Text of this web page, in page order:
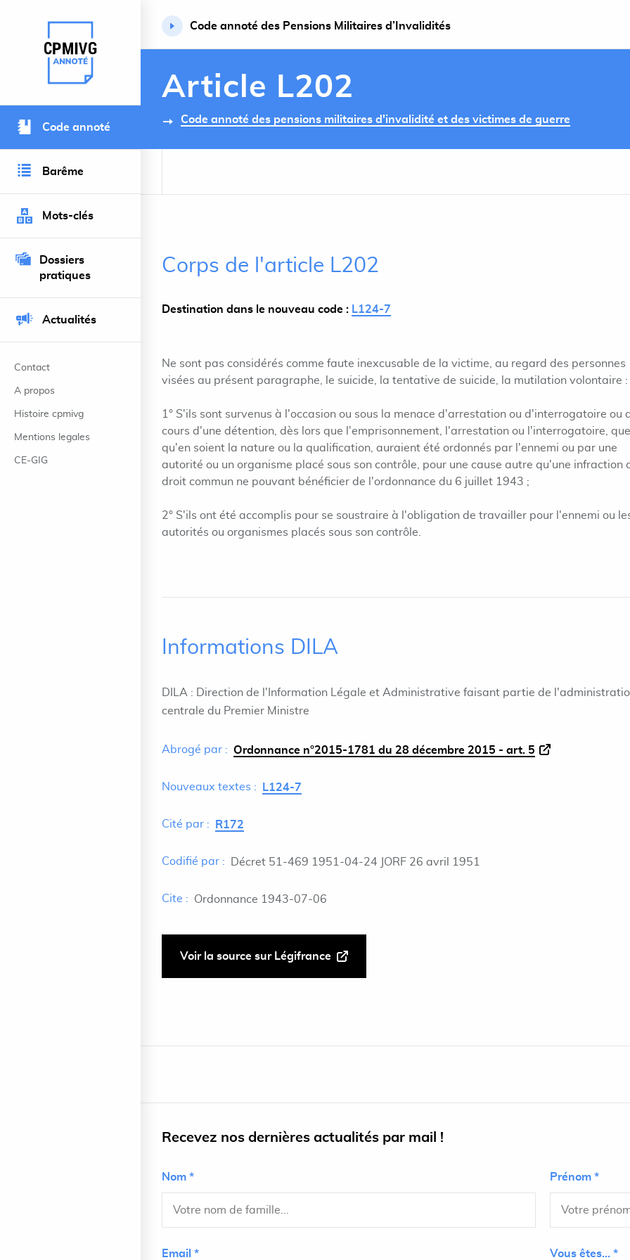
Retour à l’accueil du site
Code annoté
Barême
Mots-clés
Dossiers
pratiques
Actualités
Contact
A propos
Histoire cpmivg
Mentions legales
CE-GIG
Code annoté des Pensions Militaires d’Invalidités
Article L202
Code annoté des pensions militaires d'invalidité et des victimes de guerre
Corps de l'article L202
Destination dans le nouveau code : L124-7
Ne sont pas considérés comme faute inexcusable de la victime, au regard des personnes
visées au présent paragraphe, le suicide, la tentative de suicide, la mutilation volontaire :
1° S'ils sont survenus à l'occasion ou sous la menace d'arrestation ou d'interrogatoire ou
cours d'une détention, dès lors que l'emprisonnement, l'arrestation ou l'interrogatoire,
qu'en soient la nature ou la qualification, auraient été ordonnés par l'ennemi ou par une
autorité ou un organisme placé sous son contrôle, pour une cause autre qu'une infraction
droit commun ne pouvant bénéficier de l'ordonnance du 6 juillet 1943 ;
2° S'ils ont été accomplis pour se soustraire à l'obligation de travailler pour l'ennemi ou
autorités ou organismes placés sous son contrôle.
Informations DILA
DILA : Direction de l'Information Légale et Administrative faisant partie de
centrale du Premier Ministre
Abrogé par : Ordonnance n°2015-1781 du 28 décembre 2015 - art. 5
Nouveaux textes : L124-7
Cité par : R172
Codifié par : Décret 51-469 1951-04-24 JORF 26 avril 1951
Cite : Ordonnance 1943-07-06
Voir la source sur Légifrance
Recevez nos dernières actualités par mail !
Nom * Prénom *
Email * Vous êtes... *